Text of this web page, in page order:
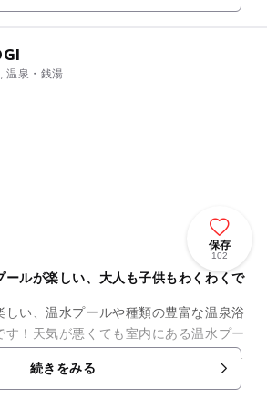
温泉・銭湯
保存
102
ールが楽しい、大人も子供もわくわくで
しい、温水プールや種類の豊富な温泉浴
す！天気が悪くても室内にある温水プー
緒に体を動かして、楽しく一日過ごせま
な素敵...
続きをみる